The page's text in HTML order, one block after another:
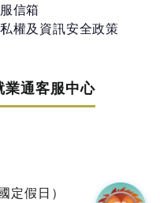
信箱
權及資訊安全政策
業通客服中心
定假日）